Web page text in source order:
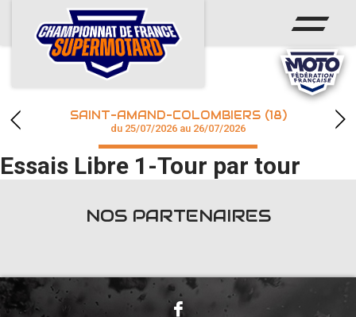
ACCUEIL
ACTUS
CALENDRIER
CHAMPIONNAT
RÉSULTATS
SAINT-AMAND-COLOMBIERS (18)
du 25/07/2026 au 26/07/2026
Essais Libre 1-Tour par tour
NOS PARTENAIRES